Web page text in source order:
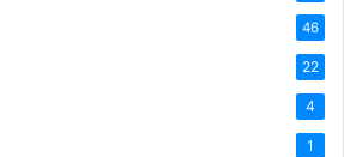
46
22
4
1